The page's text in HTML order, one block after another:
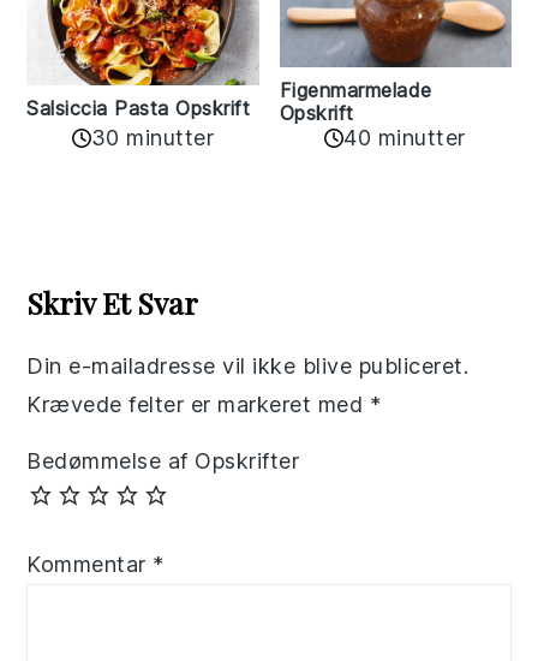
Salsiccia Pasta Opskrift
30 minutter
Figenmarmelade
Opskrift
40 minutter
Interactions
Skriv Et Svar
Din e-mailadresse vil ikke blive publiceret.
Krævede felter er markeret med *
Bedømmelse af Opskrifter
Kommentar *